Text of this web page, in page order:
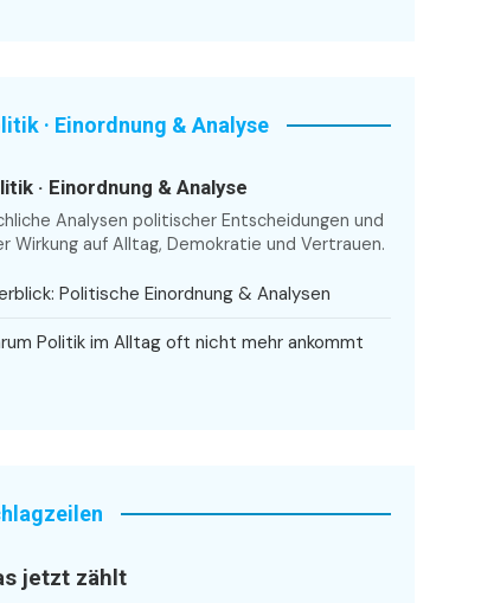
· Einordnung & Analyse
· Einordnung & Analyse
Analysen politischer Entscheidungen und
Wirkung auf Alltag, Demokratie und Vertrauen.
Politische Einordnung & Analysen
Politik im Alltag oft nicht mehr ankommt
jetzt zählt